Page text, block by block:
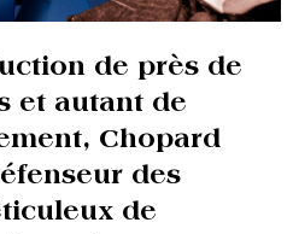
de près de
et autant de
Chopard
des
de